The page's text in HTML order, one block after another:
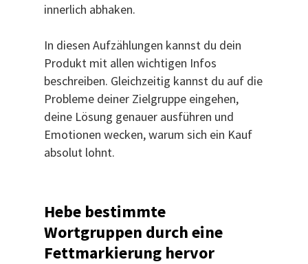
innerlich abhaken.
In diesen Aufzählungen kannst du dein
Produkt mit allen wichtigen Infos
beschreiben. Gleichzeitig kannst du auf die
Probleme deiner Zielgruppe eingehen,
deine Lösung genauer ausführen und
Emotionen wecken, warum sich ein Kauf
absolut lohnt.
Hebe bestimmte
Wortgruppen durch eine
Fettmarkierung hervor